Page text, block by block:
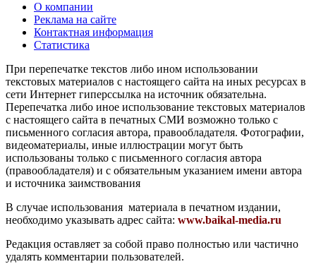
О компании
Реклама на сайте
Контактная информация
Статистика
При перепечатке текстов либо ином использовании
текстовых материалов с настоящего сайта на иных ресурсах в
сети Интернет гиперссылка на источник обязательна.
Перепечатка либо иное использование текстовых материалов
с настоящего сайта в печатных СМИ возможно только с
письменного согласия автора, правообладателя. Фотографии,
видеоматериалы, иные иллюстрации могут быть
использованы только с письменного согласия автора
(правообладателя) и с обязательным указанием имени автора
и источника заимствования
В случае использования материала в печатном издании,
необходимо указывать адрес сайта: www.baikal-media.ru
Редакция оставляет за собой право полностью или частично
удалять комментарии пользователей.